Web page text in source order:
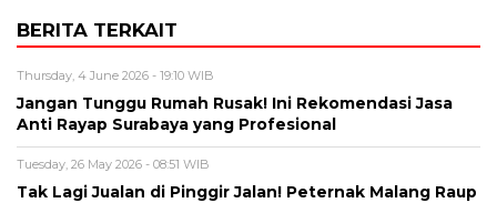
BERITA TERKAIT
Thursday, 4 June 2026 - 19:10 WIB
Jangan Tunggu Rumah Rusak! Ini Rekomendasi Jasa
Anti Rayap Surabaya yang Profesional
Tuesday, 26 May 2026 - 08:51 WIB
Tak Lagi Jualan di Pinggir Jalan! Peternak Malang Raup